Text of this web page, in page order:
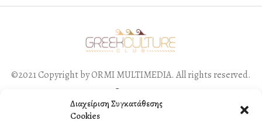
Διαχείριση Συγκατάθεσης
Cookies
©2021 Copyright by ORMI MULTIMEDIA. All rights reserved.
Contact